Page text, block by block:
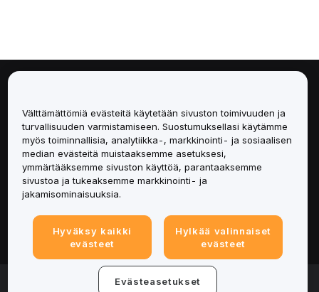
Palvelut
Tuki
Tuotteet
Lakiasiat
© 2025-2026 Bybit.eu. Kaikki oikeudet pidätetään.
Välttämättömiä evästeitä käytetään sivuston toimivuuden ja
turvallisuuden varmistamiseen. Suostumuksellasi käytämme
myös toiminnallisia, analytiikka-, markkinointi- ja sosiaalisen
median evästeitä muistaaksemme asetuksesi,
ymmärtääksemme sivuston käyttöä, parantaaksemme
sivustoa ja tukeaksemme markkinointi- ja
jakamisominaisuuksia.
Hyväksy kaikki
evästeet
Hylkää valinnaiset
evästeet
Evästeasetukset